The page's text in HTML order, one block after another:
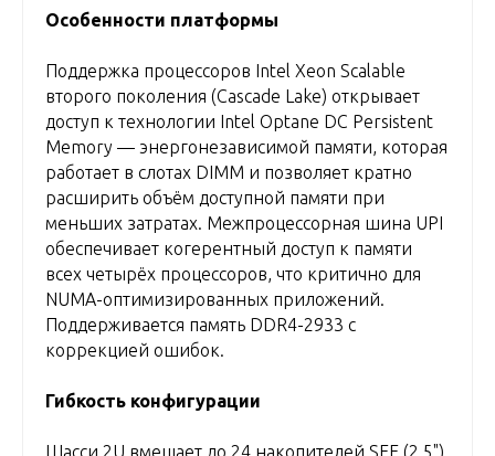
Особенности платформы
Поддержка процессоров Intel Xeon Scalable
второго поколения (Cascade Lake) открывает
доступ к технологии Intel Optane DC Persistent
Memory — энергонезависимой памяти, которая
работает в слотах DIMM и позволяет кратно
расширить объём доступной памяти при
меньших затратах. Межпроцессорная шина UPI
обеспечивает когерентный доступ к памяти
всех четырёх процессоров, что критично для
NUMA-оптимизированных приложений.
Поддерживается память DDR4-2933 с
коррекцией ошибок.
Гибкость конфигурации
Шасси 2U вмещает до 24 накопителей SFF (2,5")